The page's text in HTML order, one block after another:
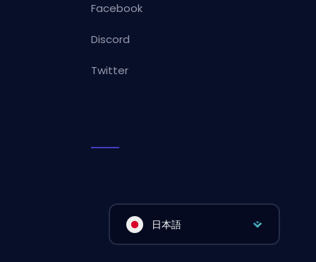
Facebook
Discord
Twitter
日本語